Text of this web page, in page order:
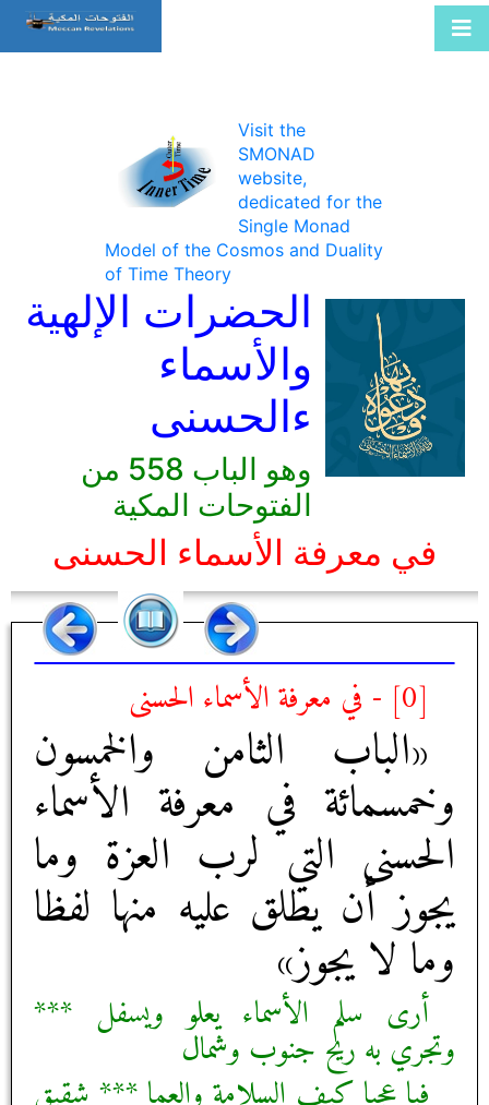
Visit the
SMONAD
website,
dedicated for the
Single Monad
Model of the Cosmos and Duality
of Time Theory
الحضرات الإلهية
والأسماء
ءالحسنى
وهو الباب 558 من
الفتوحات المكية
في معرفة الأسماء الحسنى
[0] - في معرفة الأسماء الحسنى
«الباب الثامن والخمسون
وخمسمائة في معرفة الأسماء
الحسنى التي لرب العزة وما
يجوز أن يطلق عليه منها لفظا
وما لا يجوز»
أرى سلم الأسماء يعلو ويسفل ***
وتجري به ريح جنوب وشمال‏